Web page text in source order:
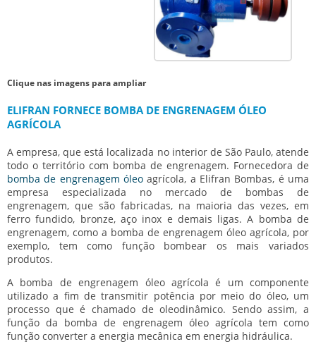
Clique nas imagens para ampliar
ELIFRAN FORNECE BOMBA DE ENGRENAGEM ÓLEO
AGRÍCOLA
A empresa, que está localizada no interior de São Paulo, atende
todo o território com bomba de engrenagem. Fornecedora de
bomba de engrenagem óleo agrícola, a Elifran Bombas, é uma
empresa especializada no mercado de bombas de
engrenagem, que são fabricadas, na maioria das vezes, em
ferro fundido, bronze, aço inox e demais ligas. A bomba de
engrenagem, como a bomba de engrenagem óleo agrícola, por
exemplo, tem como função bombear os mais variados
produtos.
A bomba de engrenagem óleo agrícola é um componente
utilizado a fim de transmitir potência por meio do óleo, um
processo que é chamado de oleodinâmico. Sendo assim, a
função da bomba de engrenagem óleo agrícola tem como
função converter a energia mecânica em energia hidráulica.